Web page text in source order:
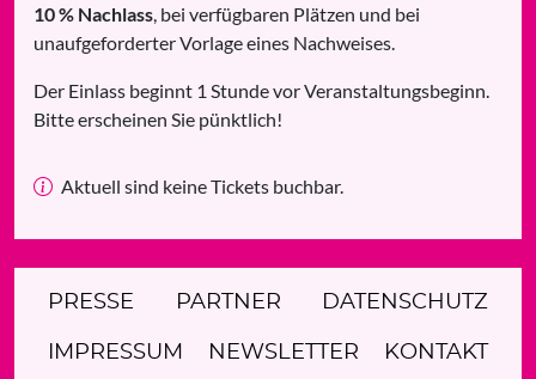
10 % Nachlass , bei verfügbaren Plätzen und bei
unaufgeforderter Vorlage eines Nachweises.
Der Einlass beginnt 1 Stunde vor Veranstaltungsbeginn.
Bitte erscheinen Sie pünktlich!
Aktuell sind keine Tickets buchbar.
PRESSE PARTNER DATENSCHUTZ
IMPRESSUM NEWSLETTER KONTAKT